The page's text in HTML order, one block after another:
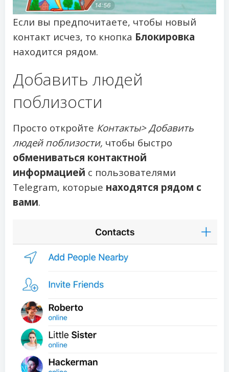
Если вы предпочитаете, чтобы новый
контакт исчез, то кнопка Блокировка
находится рядом.
Добавить людей
поблизости
Просто откройте Контакты> Добавить
людей поблизости, чтобы быстро
обмениваться контактной
информацией с пользователями
Telegram, которые находятся рядом с
вами.